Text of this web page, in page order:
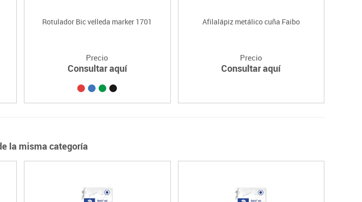
Rotulador Bic velleda marker 1701
Precio
Consultar aquí
Afilalápiz metálico cuña Faibo
Precio
Consultar aquí
la misma categoría